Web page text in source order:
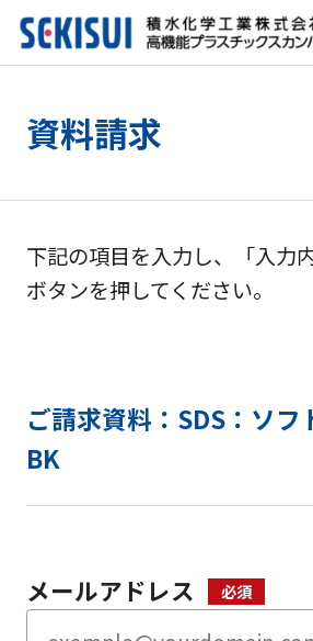
資料請求
下記の項目を入力し、「入力
ボタンを押してください。
ご請求資料：SDS：ソ
BK
メールアドレス